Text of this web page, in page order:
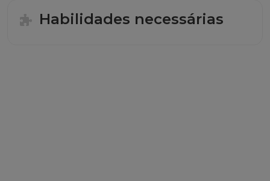
Habilidades necessárias